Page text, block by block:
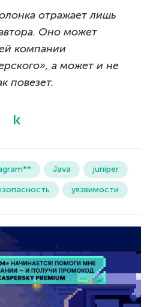
отражает лишь
Оно может
компании
а может и не
повезет.
Java
juniper
уязвимости